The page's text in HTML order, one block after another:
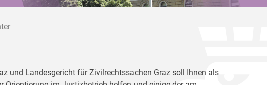
und Landesgericht für Zivilrechtssachen Graz soll Ihnen als